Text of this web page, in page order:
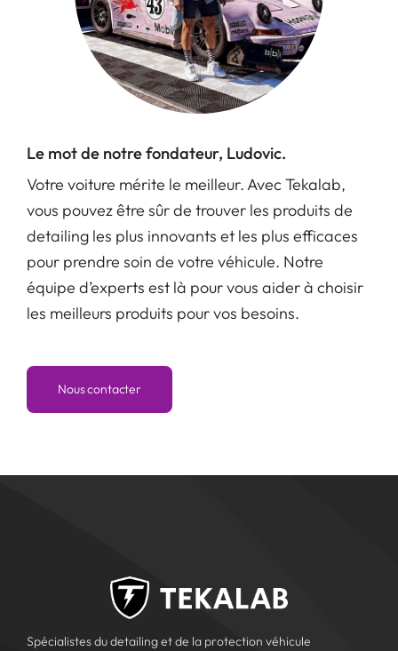
Le mot de notre fondateur, Ludovic.
Votre voiture mérite le meilleur. Avec Tekalab,
vous pouvez être sûr de trouver les produits de
detailing les plus innovants et les plus efficaces
pour prendre soin de votre véhicule. Notre
équipe d’experts est là pour vous aider à choisir
les meilleurs produits pour vos besoins.
Nous contacter
Spécialistes du detailing et de la protection véhicule